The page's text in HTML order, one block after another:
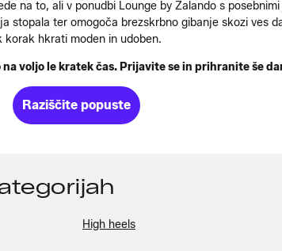
na to, ali v ponudbi Lounge by Zalando s
stopala ter omogoča brezskrbno gibanje skozi ves
hkrati moden in udoben.
na voljo le kratek čas. Prijavite se in prihranite še
Raziščite popuste
High heels